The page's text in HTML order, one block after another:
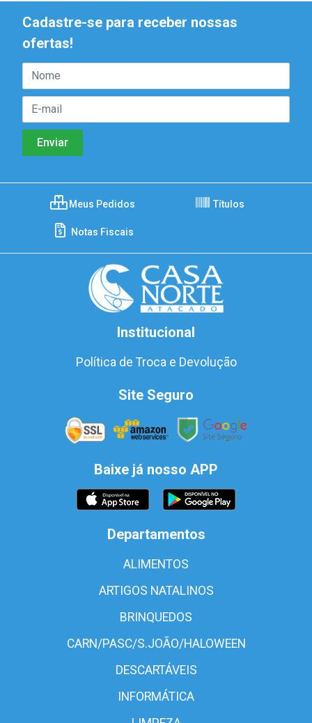
Cadastre-se para receber nossas
ofertas!
Meus Pedidos Títulos
Notas Fiscais
Institucional
Política de Troca e Devolução
Site Seguro
Baixe já nosso APP
Departamentos
ALIMENTOS
ARTIGOS NATALINOS
BRINQUEDOS
CARN/PASC/S.JOÃO/HALOWEEN
DESCARTÁVEIS
INFORMÁTICA